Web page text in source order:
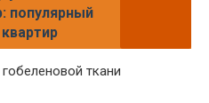
популярный
ткани